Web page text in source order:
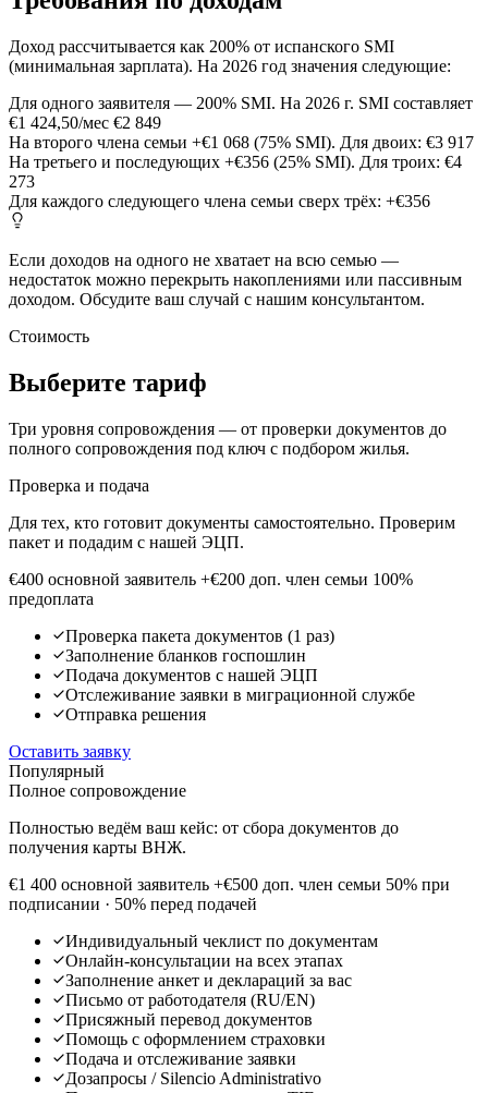
Доход рассчитывается как 200% от испанского SMI
(минимальная зарплата). На 2026 год значения следующие:
Для одного заявителя — 200% SMI. На 2026 г. SMI составляет
€1 424,50/мес €2 849
На второго члена семьи +€1 068 (75% SMI). Для двоих: €3 917
На третьего и последующих +€356 (25% SMI). Для троих: €4
273
Для каждого следующего члена семьи сверх трёх: +€356
Если доходов на одного не хватает на всю семью —
недостаток можно перекрыть накоплениями или пассивным
доходом. Обсудите ваш случай с нашим консультантом.
Стоимость
Выберите тариф
Три уровня сопровождения — от проверки документов до
полного сопровождения под ключ с подбором жилья.
Проверка и подача
Для тех, кто готовит документы самостоятельно. Проверим
пакет и подадим с нашей ЭЦП.
€400 основной заявитель +€200 доп. член семьи 100%
предоплата
Проверка пакета документов (1 раз)
Заполнение бланков госпошлин
Подача документов с нашей ЭЦП
Отслеживание заявки в миграционной службе
Отправка решения
Оставить заявку
Популярный
Полное сопровождение
Полностью ведём ваш кейс: от сбора документов до
получения карты ВНЖ.
€1 400 основной заявитель +€500 доп. член семьи 50% при
подписании · 50% перед подачей
Индивидуальный чеклист по документам
Онлайн-консультации на всех этапах
Заполнение анкет и деклараций за вас
Письмо от работодателя (RU/EN)
Присяжный перевод документов
Помощь с оформлением страховки
Подача и отслеживание заявки
Дозапросы / Silencio Administrativo